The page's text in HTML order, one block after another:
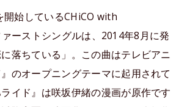
開始しているCHiCO with
ーストシングルは、2014年8月に発
落ちている」。この曲はテレビアニ
のオープニングテーマに起用されて
イド』は咲坂伊緒の漫画が原作です